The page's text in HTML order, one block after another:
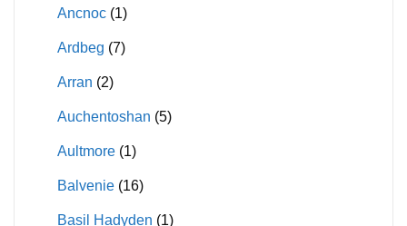
Ancnoc (1)
Ardbeg (7)
Arran (2)
Auchentoshan (5)
Aultmore (1)
Balvenie (16)
Basil Hadyden (1)